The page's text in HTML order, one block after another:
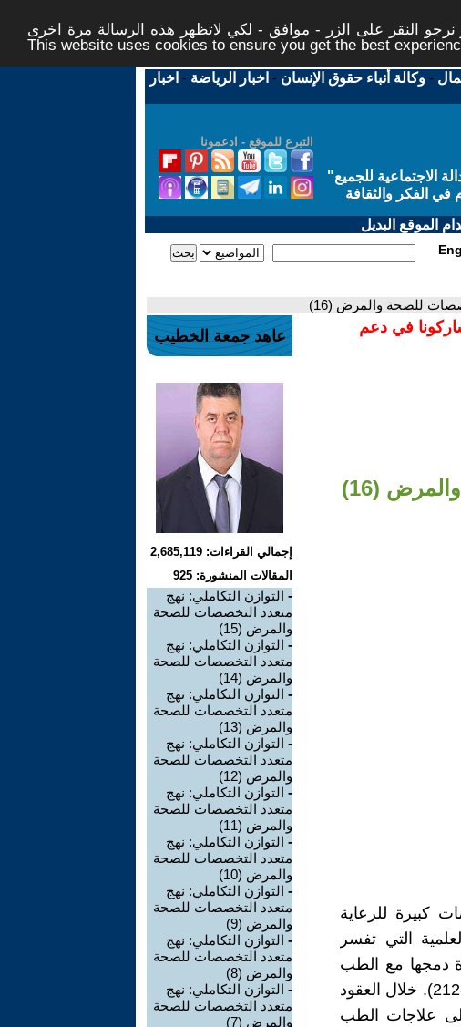
النقر على الزر - موافق - لكي لاتظهر هذه الرسالة مرة اخرى -
This website uses cookies to ensure you get the best
-وكالة أنباء حقوق الإنسان - اخبار الرياضة - اخبار
التبرع للموقع - ادعمونا
الاجتماعية للجميع"
في الفكر والثقافة
الموقع البديل
للصحة والمرض (16)
في دعم
(16)
كبيرة للرعاية
إن النظريات العلمية التي تفسر
دمجها مع الطب
التقليدي في إدارته التلطيفية والتعويضية للأمراض المزمنة (209–212). خلال العقود
علاجات الطب
عاهد جمعة الخطيب
إجمالي القراءات: 2,685,119
المقالات المنشورة: 925
- التوازن التكاملي: نهج
متعدد التخصصات للصحة
والمرض (15)
- التوازن التكاملي: نهج
متعدد التخصصات للصحة
والمرض (14)
- التوازن التكاملي: نهج
متعدد التخصصات للصحة
والمرض (13)
- التوازن التكاملي: نهج
متعدد التخصصات للصحة
والمرض (12)
- التوازن التكاملي: نهج
متعدد التخصصات للصحة
والمرض (11)
- التوازن التكاملي: نهج
متعدد التخصصات للصحة
والمرض (10)
- التوازن التكاملي: نهج
متعدد التخصصات للصحة
والمرض (9)
- التوازن التكاملي: نهج
متعدد التخصصات للصحة
والمرض (8)
- التوازن التكاملي: نهج
متعدد التخصصات للصحة
والمرض (7)